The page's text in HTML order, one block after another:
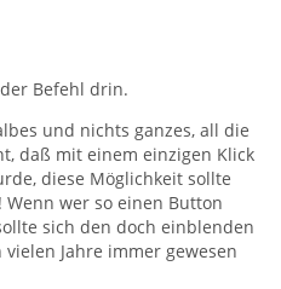
Befehl drin.
und nichts ganzes, all die
daß mit einem einzigen Klick
diese Möglichkeit sollte
wer so einen Button
sich den doch einblenden
Jahre immer gewesen